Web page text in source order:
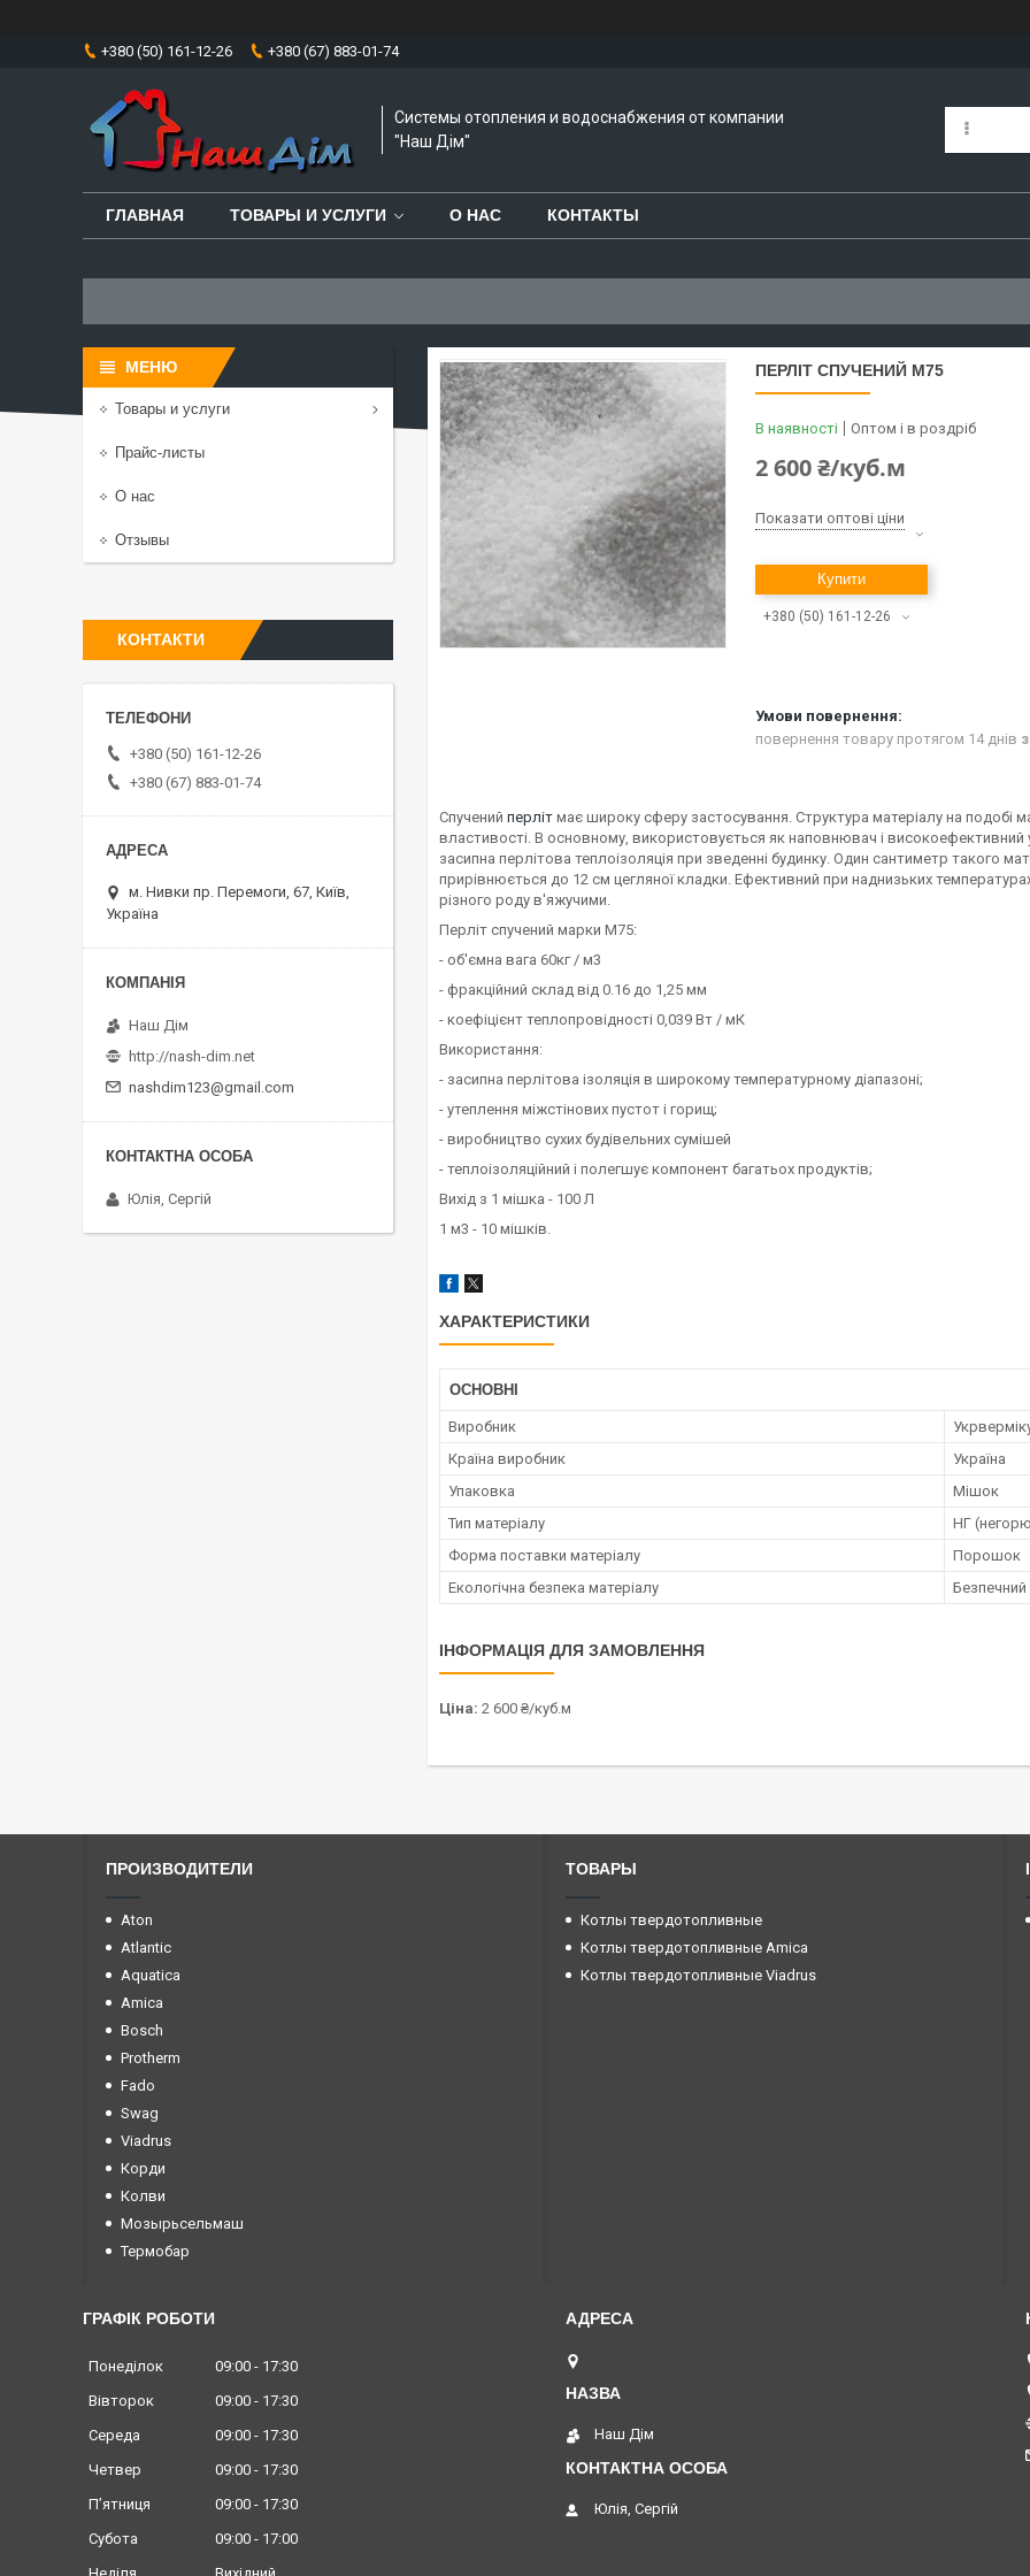
+380 (50) 161-12-26 +380 (67) 883-01-74
Системы отопления и водоснабжения от компании
"Наш Дім"
ГЛАВНАЯ ТОВАРЫ И УСЛУГИ О НАС КОНТАКТЫ
ПЕРЛІТ СПУЧЕНИЙ М75
В наявності Оптом і в роздріб
2 600 ₴/куб.м
Показати оптові ціни
Купити
+380 (50) 161-12-26
повернення товару протягом 14 днів
Спучений перліт має широку сферу застосування. Структура матеріалу на подобі
властивості. В основному, використовується як наповнювач і
засипна перлітова теплоізоляція при зведенні будинку. Один сантиметр такого
прирівнюється до 12 см цегляної кладки. Ефективний при наднизьких
різного роду в'яжучими.
Перліт спучений марки М75:
- об'ємна вага 60кг / м3
- фракційний склад від 0.16 до 1,25 мм
- коефіцієнт теплопровідності 0,039 Вт / мК
Використання:
- засипна перлітова ізоляція в широкому температурному діапазоні;
- утеплення міжстінових пустот і горищ;
- виробництво сухих будівельних сумішей
- теплоізоляційний і полегшує компонент багатьох продуктів;
Вихід з 1 мішка - 100 Л
1 м3 - 10 мішків.
ХАРАКТЕРИСТИКИ
ОСНОВНІ
Виробник
Країна виробник
Україна
Упаковка
Мішок
Тип матеріалу
НГ
Форма поставки матеріалу
Порошок
Екологічна безпека матеріалу
Безпечний
ІНФОРМАЦІЯ ДЛЯ ЗАМОВЛЕННЯ
Ціна: 2 600 ₴/куб.м
Товары и услуги
Прайс-листы
О нас
Отзывы
КОНТАКТИ
+380 (50) 161-12-26
+380 (67) 883-01-74
м. Нивки пр. Перемоги, 67, Київ,
Україна
Наш Дім
http://nash-dim.net
nashdim123@gmail.com
Юлія, Сергій
ПРОИЗВОДИТЕЛИ
Aton
Atlantic
Aquatica
Amica
Bosch
Protherm
Fado
Swag
Viadrus
Корди
Колви
Мозырьсельмаш
Термобар
ТОВАРЫ
Котлы твердотопливные
Котлы твердотопливные Amica
Котлы твердотопливные Viadrus
ГРАФІК РОБОТИ
Понеділок 09:00
17:30
Вівторок
09:00
17:30
Середа
09:00
17:30
Четвер
09:00
17:30
Пʼятниця
09:00
17:30
Субота
09:00
17:00
Наш Дім
Юлія, Сергій